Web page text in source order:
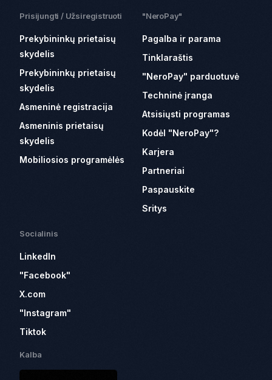
Prisijungti / Užsiregistruoti
Prekybininkų prietaisų
skydelis
Prekybininkų prietaisų
skydelis
Asmeninė registracija
Asmeninis prietaisų
skydelis
Mobiliosios programėlės
"NeroPay"
Pagalba ir parama
Tinklaraštis
"NeroPay" parduotuvė
Techninė įranga
Atsisiųsti programas
Kodėl "NeroPay"?
Karjera
Partneriai
Paspauskite
Sritys
Socialinis
LinkedIn
"Facebook"
X.com
"Instagram"
Tiktok
Kalba